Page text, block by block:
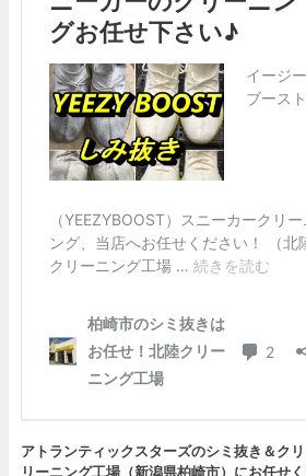
アトランティックスターズのシミ抜き＆ク
リーニング工場（新潟県柏崎市）にお任せ